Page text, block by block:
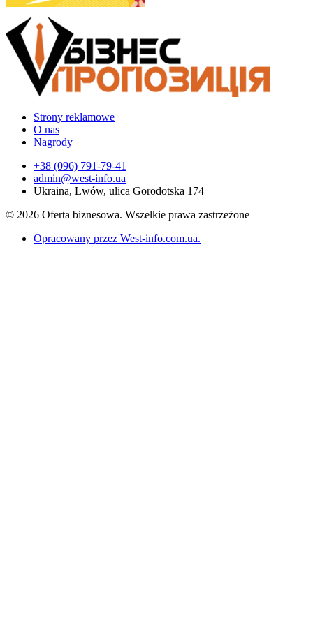
Strony reklamowe
O nas
Nagrody
+38 (096) 791-79-41
admin@west-info.ua
Ukraina, Lwów, ulica Gorodotska 174
© 2026 Oferta biznesowa. Wszelkie prawa zastrzeżone
Opracowany przez West-info.com.ua.